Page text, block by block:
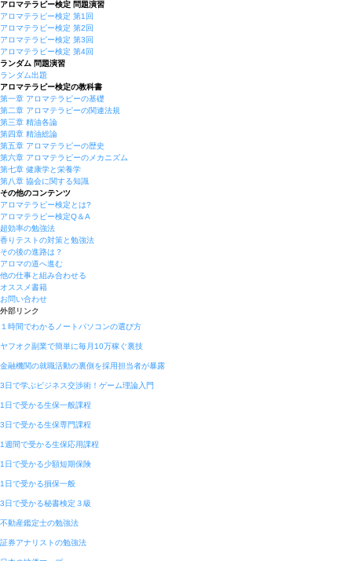
アロマテラピー検定 問題演習
アロマテラピー検定 第1回
アロマテラピー検定 第2回
アロマテラピー検定 第3回
アロマテラピー検定 第4回
ランダム 問題演習
ランダム出題
アロマテラピー検定の教科書
第一章 アロマテラピーの基礎
第二章 アロマテラピーの関連法規
第三章 精油各論
第四章 精油総論
第五章 アロマテラピーの歴史
第六章 アロマテラピーのメカニズム
第七章 健康学と栄養学
第八章 協会に関する知識
その他のコンテンツ
アロマテラピー検定とは?
アロマテラピー検定Q＆A
超効率の勉強法
香りテストの対策と勉強法
その後の進路は？
アロマの道へ進む
他の仕事と組み合わせる
オススメ書籍
お問い合わせ
外部リンク
１時間でわかるノートパソコンの選び方
ヤフオク副業で簡単に毎月10万稼ぐ裏技
金融機関の就職活動の裏側を採用担当者が暴露
3日で学ぶビジネス交渉術！ゲーム理論入門
1日で受かる生保一般課程
3日で受かる生保専門課程
1週間で受かる生保応用課程
1日で受かる少額短期保険
1日で受かる損保一般
3日で受かる秘書検定３級
不動産鑑定士の勉強法
証券アナリストの勉強法